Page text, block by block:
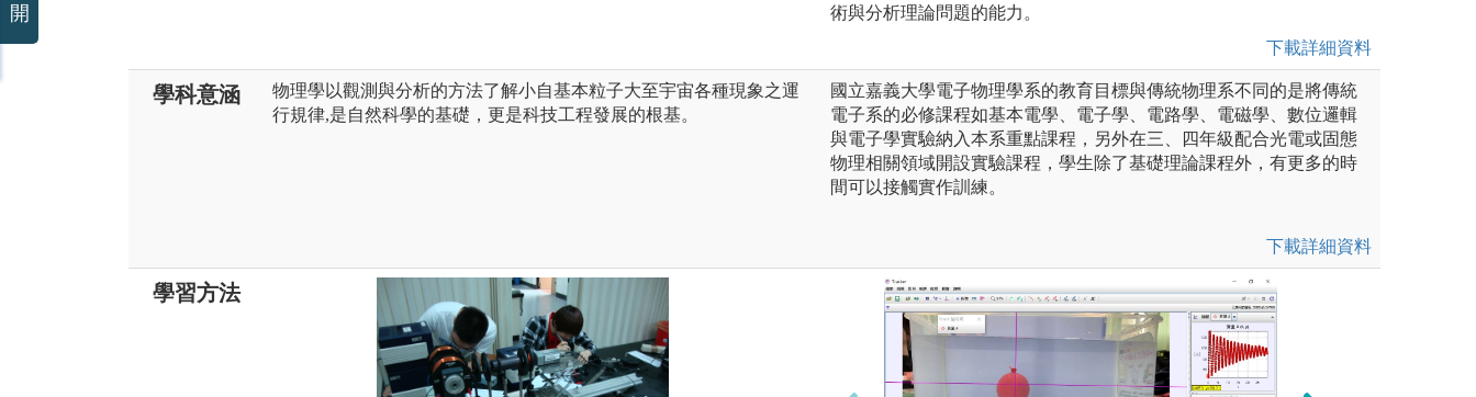
術與分析理論問題的能力。
下載詳細資料
學科意涵
物理學以觀測與分析的方法了解小自基本粒子大至宇宙各種現象之運
行規律,是自然科學的基礎，更是科技工程發展的根基。
國立嘉義大學電子物理學系的教育目標與傳統物理系不同的是將傳統
電子系的必修課程如基本電學、電子學、電路學、電磁學、數位邏輯
與電子學實驗納入本系重點課程，另外在三、四年級配合光電或固態
物理相關領域開設實驗課程，學生除了基礎理論課程外，有更多的時
間可以接觸實作訓練。
下載詳細資料
學習方法
開